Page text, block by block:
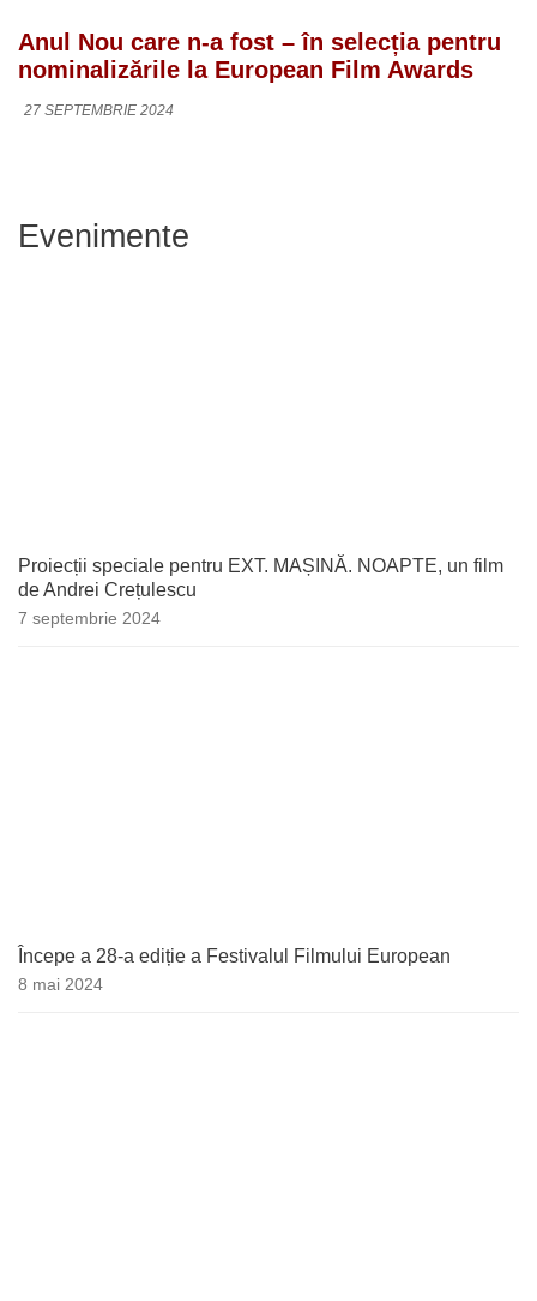
Anul Nou care n-a fost – în selecția pentru
nominalizările la European Film Awards
27 SEPTEMBRIE 2024
Evenimente
Proiecții speciale pentru EXT. MAȘINĂ. NOAPTE, un film
de Andrei Crețulescu
7 septembrie 2024
Începe a 28-a ediție a Festivalul Filmului European
8 mai 2024